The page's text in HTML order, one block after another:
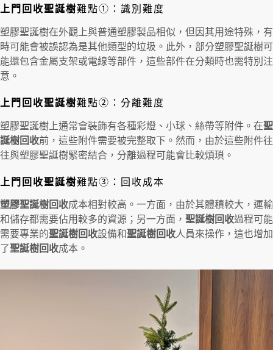
上門回收聖誕樹難點①：識別難度
塑膠聖誕樹在外觀上與普通塑膠製品相似，但因其用途特殊，有
時可能會被誤認為是其他類型的垃圾。此外，部分塑膠聖誕樹可
能還包含金屬支架或電線等部件，這些部件在分類時也需特別注
意。
上門回收聖誕樹難點②：分離難度
塑膠聖誕樹上通常會裝飾有各種彩燈、小球、絲帶等附件。在聖
誕樹回收前，這些附件需要被完整取下。然而，由於這些附件往
往與塑膠聖誕樹緊密結合，分離過程可能會比較煩瑣。
上門回收聖誕樹難點③：回收成本
塑膠聖誕樹回收成本相對較高。一方面，由於其體積較大，運輸
和儲存都需要佔用較多的資源；另一方面， 聖誕樹回收過程可能
需要專業的聖誕樹回收設備和聖誕樹回收人員來操作，這也增加
了聖誕樹回收成本。